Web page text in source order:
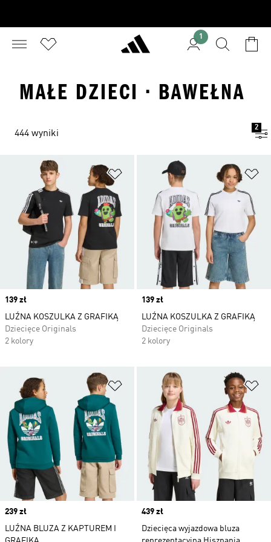
1
MAŁE DZIECI · BAWEŁNA
444 wyniki
2
Dodaj do listy życzeń
Price
139 zł
LUŹNA KOSZULKA Z GRAFIKĄ
Dziecięce Originals
2 kolory
Price
139 zł
LUŹNA KOSZULKA Z GRAFIKĄ
Dziecięce Originals
2 kolory
Dodaj do listy życzeń
Price
239 zł
LUŹNA BLUZA Z KAPTUREM I
Price
439 zł
Dziecięca wyjazdowa bluza